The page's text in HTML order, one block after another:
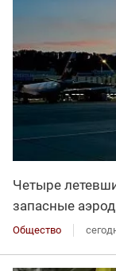
Четыре
запасные
Общество